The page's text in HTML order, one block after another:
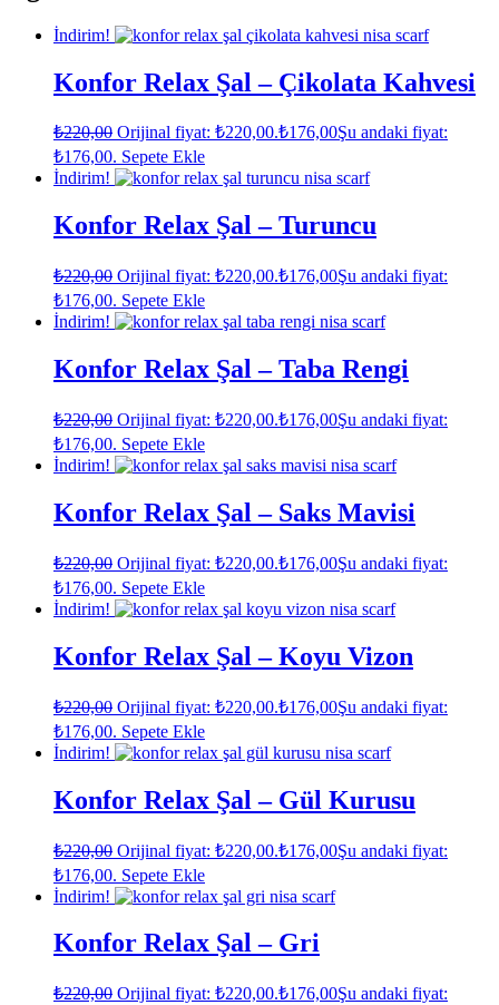
İndirim!
Konfor Relax Şal – Çikolata Kahvesi
₺220,00 Orijinal fiyat: ₺220,00.₺176,00Şu andaki fiyat:
₺176,00. Sepete Ekle
İndirim!
Konfor Relax Şal – Turuncu
₺220,00 Orijinal fiyat: ₺220,00.₺176,00Şu andaki fiyat:
₺176,00. Sepete Ekle
İndirim!
Konfor Relax Şal – Taba Rengi
₺220,00 Orijinal fiyat: ₺220,00.₺176,00Şu andaki fiyat:
₺176,00. Sepete Ekle
İndirim!
Konfor Relax Şal – Saks Mavisi
₺220,00 Orijinal fiyat: ₺220,00.₺176,00Şu andaki fiyat:
₺176,00. Sepete Ekle
İndirim!
Konfor Relax Şal – Koyu Vizon
₺220,00 Orijinal fiyat: ₺220,00.₺176,00Şu andaki fiyat:
₺176,00. Sepete Ekle
İndirim!
Konfor Relax Şal – Gül Kurusu
₺220,00 Orijinal fiyat: ₺220,00.₺176,00Şu andaki fiyat:
₺176,00. Sepete Ekle
İndirim!
Konfor Relax Şal – Gri
₺220,00 Orijinal fiyat: ₺220,00.₺176,00Şu andaki fiyat: